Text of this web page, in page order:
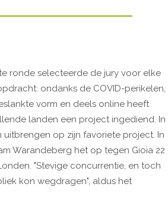
ronde selecteerde de jury voor elke
ondanks de COVID-perikelen,
vorm en deels online heeft
landen een project ingediend. In
op zijn favoriete project. In
Warandeberg het op tegen Gioia 22
"Stevige concurrentie, en toch
kon wegdragen", aldus het